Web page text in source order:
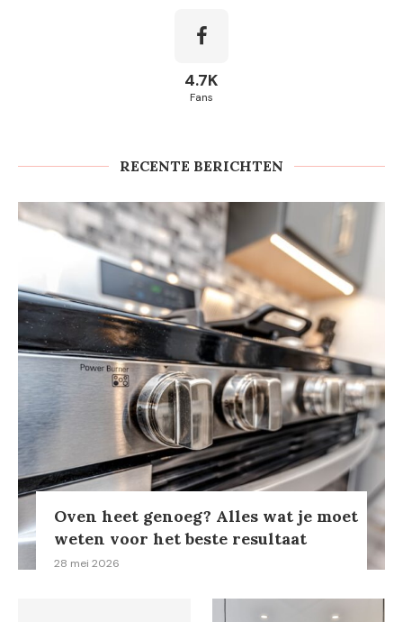
4.7K
Fans
RECENTE BERICHTEN
Oven heet genoeg? Alles wat je moet
weten voor het beste resultaat
28 mei 2026